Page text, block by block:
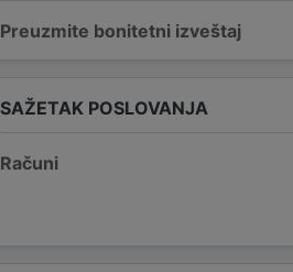
Preuzmite bonitetni izveštaj
SAŽETAK POSLOVANJA
Računi